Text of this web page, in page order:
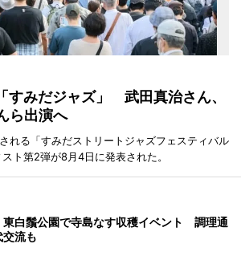
すみだジャズ」 武田真治さん、
ら出演へ
れる「すみだストリートジャズフェスティバル
ト第2弾が8月4日に発表された。
東白鬚公園で寺島なす収穫イベント 調理通
交流も